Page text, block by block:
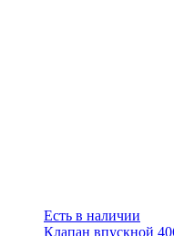
Есть в наличии
Клапан впускной